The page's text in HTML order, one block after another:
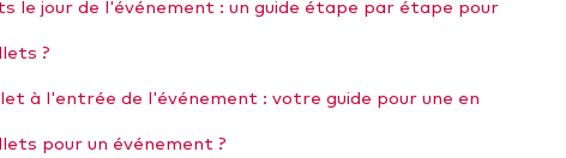
le jour de l'événement : un guide étape par étape pour
?
à l'entrée de l'événement : votre guide pour une en
pour un événement ?